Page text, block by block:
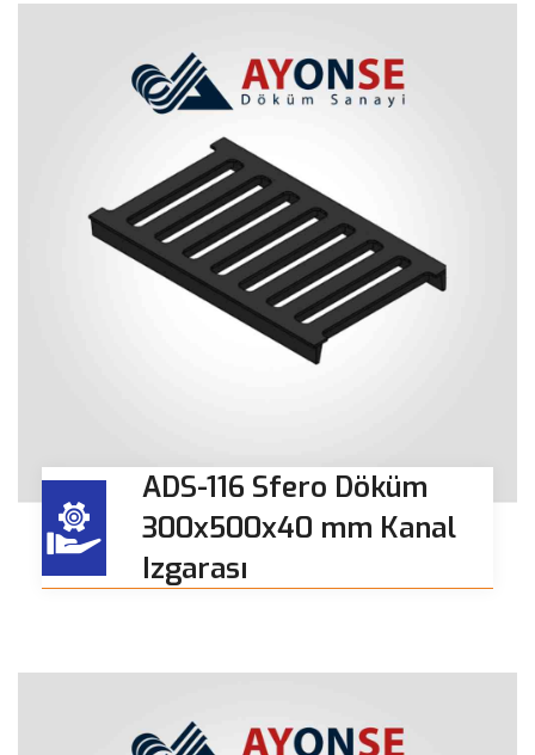
ADS-116 Sfero Döküm
300x500x40 mm Kanal
Izgarası